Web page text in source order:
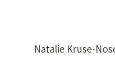
Natalie Kruse-